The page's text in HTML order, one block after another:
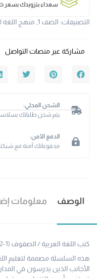
سعداء بتزويدك بسعر
التصنيفات: الصف 1 منهج اللغة
مشاركة عبر منصات التواصل
الشحن المحلي:
يتم شحن طلباتك
الدفع الآمن:
مدفوعاتك آمنة مع
الوصف معلومات
كتب اللغة العربية / الصفوف (1-12):
هذه السلسلة مصممة لتعليم
الأجانب الذين يدرسون في